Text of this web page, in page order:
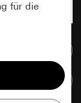
für die
die